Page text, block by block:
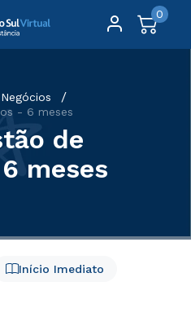
0
- 6 meses
de
meses
Início Imediato